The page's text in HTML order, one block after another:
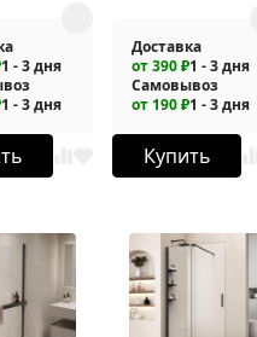
1 - 3 дня
1 - 3 дня
Доставка
от 390 ₽1 - 3 дня
Самовывоз
от 190 ₽1 - 3 дня
Купить